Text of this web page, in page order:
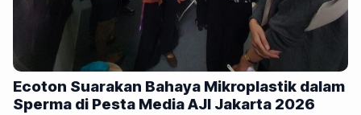
Ecoton Suarakan Bahaya Mikroplastik dalam
Sperma di Pesta Media AJI Jakarta 2026